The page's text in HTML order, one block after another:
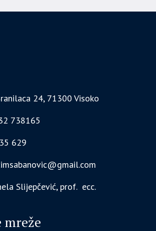
24, 71300 Visoko
738165
629
Slijepčević, prof. ecc.
mreže